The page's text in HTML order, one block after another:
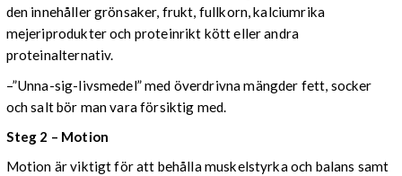
den innehåller grönsaker, frukt, fullkorn, kalciumrika
mejeriprodukter och proteinrikt kött eller andra
proteinalternativ.
–”Unna-sig-livsmedel” med överdrivna mängder fett, socker
och salt bör man vara försiktig med.
Steg 2 – Motion
Motion är viktigt för att behålla muskelstyrka och balans samt